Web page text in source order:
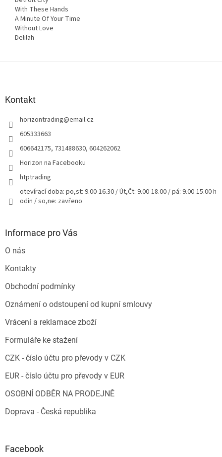
With These Hands
A Minute Of Your Time
Without Love
Delilah
Kontakt
horizontrading@email.cz
605333663
606642175, 731488630, 604262062
Horizon na Facebooku
htptrading
otevírací doba: po,st: 9.00-16.30 / Út,Čt: 9.00-18.00 / pá: 9.00-15.00 h
odin / so,ne: zavřeno
Informace pro Vás
O nás
Kontakty
Obchodní podmínky
Oznámení o odstoupení od kupní smlouvy
Vrácení a reklamace zboží
Formuláře ke stažení
CZK - číslo účtu pro převody v CZK
EUR - číslo účtu pro převody v EUR
OSOBNÍ ODBĚR NA PRODEJNĚ
Doprava - Česká republika
Facebook